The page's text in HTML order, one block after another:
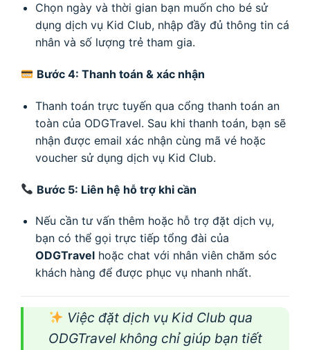
Chọn ngày và thời gian bạn muốn cho bé sử
dụng dịch vụ Kid Club, nhập đầy đủ thông tin cá
nhân và số lượng trẻ tham gia.
Bước 4: Thanh toán & xác nhận
Thanh toán trực tuyến qua cổng thanh toán an
toàn của ODGTravel. Sau khi thanh toán, bạn sẽ
nhận được email xác nhận cùng mã vé hoặc
voucher sử dụng dịch vụ Kid Club.
Bước 5: Liên hệ hỗ trợ khi cần
Nếu cần tư vấn thêm hoặc hỗ trợ đặt dịch vụ,
bạn có thể gọi trực tiếp tổng đài của
ODGTravelhoặc chat với nhân viên chăm sóc
khách hàng để được phục vụ nhanh nhất.
Việc đặt dịch vụ Kid Club qua
ODGTravel không chỉ giúp bạn tiết